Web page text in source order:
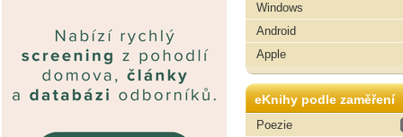
Windows
Android
Apple
eKnihy podle zaměření
Poezie